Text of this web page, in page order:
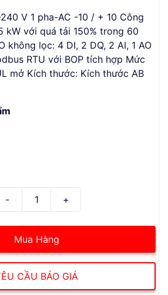
V 1 pha-AC -10 / + 10 Công
kW với quá tải 150% trong 60
không lọc: 4 DI, 2 DQ, 2 AI, 1 AO
RTU với BOP tích hợp Mức
mở Kích thước: Kích thước AB
Mua Hàng
CẦU BÁO GIÁ